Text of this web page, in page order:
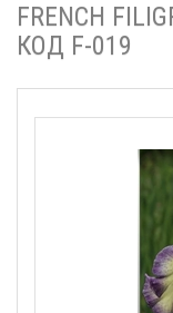
FRENCH
КОД F-019